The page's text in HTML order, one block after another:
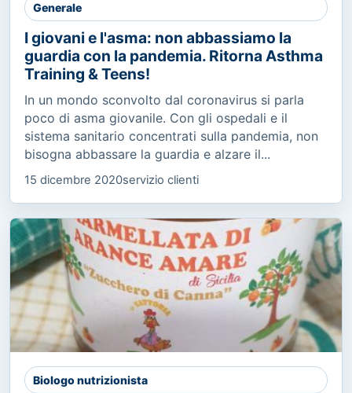
Generale
I giovani e l'asma: non abbassiamo la
guardia con la pandemia. Ritorna Asthma
Training & Teens!
In un mondo sconvolto dal coronavirus si parla
poco di asma giovanile. Con gli ospedali e il
sistema sanitario concentrati sulla pandemia, non
bisogna abbassare la guardia e alzare il...
15 dicembre 2020servizio clienti
Biologo nutrizionista